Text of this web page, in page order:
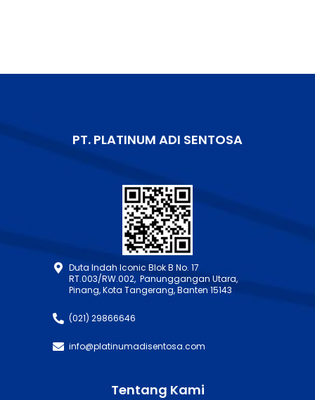
PT. PLATINUM ADI SENTOSA
Duta Indah Iconic Blok B No. 17
RT.003/RW.002, Panunggangan Utara,
Pinang, Kota Tangerang, Banten 15143
(021) 29866646
info@platinumadisentosa.com
Tentang Kami